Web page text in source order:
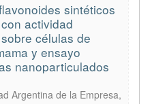
sintéticos
actividad
células de
y ensayo
nanoparticulados
Argentina de la Empresa,